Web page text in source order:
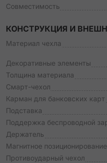
Совместимость
КОНСТРУКЦИЯ И
Материал чехла
Декоративные элементы
Толщина материала
Смарт-чехол
Карман для банковских карт
Подставка
Поддержка беспроводной
Держатель
Магнитное позиционирование
Противоударный чехол